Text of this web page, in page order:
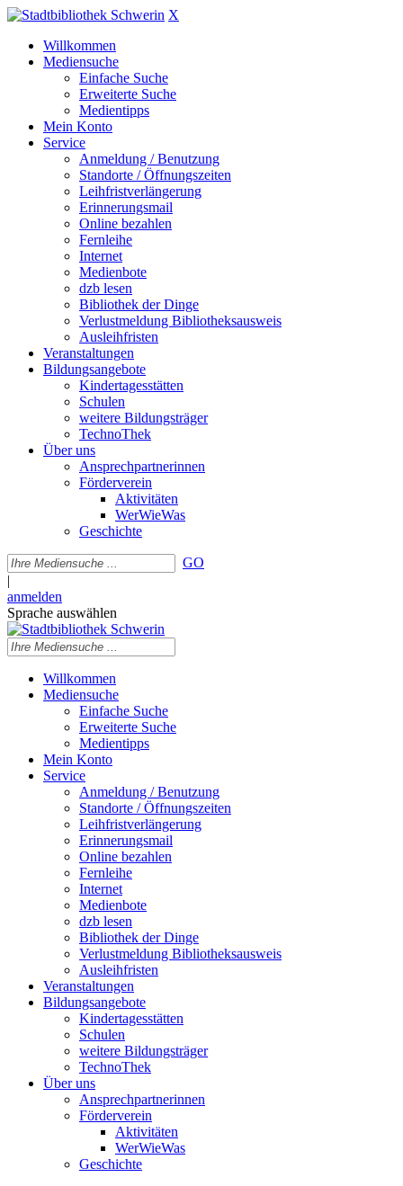
X
Willkommen
Mediensuche
Einfache Suche
Erweiterte Suche
Medientipps
Mein Konto
Service
Anmeldung / Benutzung
Standorte / Öffnungszeiten
Leihfristverlängerung
Erinnerungsmail
Online bezahlen
Fernleihe
Internet
Medienbote
dzb lesen
Bibliothek der Dinge
Verlustmeldung Bibliotheksausweis
Ausleihfristen
Veranstaltungen
Bildungsangebote
Kindertagesstätten
Schulen
weitere Bildungsträger
TechnoThek
Über uns
Ansprechpartnerinnen
Förderverein
Aktivitäten
WerWieWas
Geschichte
GO
|
anmelden
Sprache auswählen
Willkommen
Mediensuche
Einfache Suche
Erweiterte Suche
Medientipps
Mein Konto
Service
Anmeldung / Benutzung
Standorte / Öffnungszeiten
Leihfristverlängerung
Erinnerungsmail
Online bezahlen
Fernleihe
Internet
Medienbote
dzb lesen
Bibliothek der Dinge
Verlustmeldung Bibliotheksausweis
Ausleihfristen
Veranstaltungen
Bildungsangebote
Kindertagesstätten
Schulen
weitere Bildungsträger
TechnoThek
Über uns
Ansprechpartnerinnen
Förderverein
Aktivitäten
WerWieWas
Geschichte